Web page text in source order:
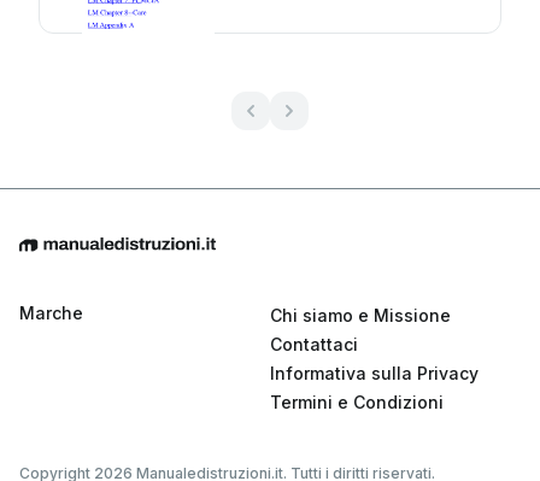
Marche
Chi siamo e Missione
Contattaci
Informativa sulla Privacy
Termini e Condizioni
Copyright 2026 Manualedistruzioni.it. Tutti i diritti riservati.